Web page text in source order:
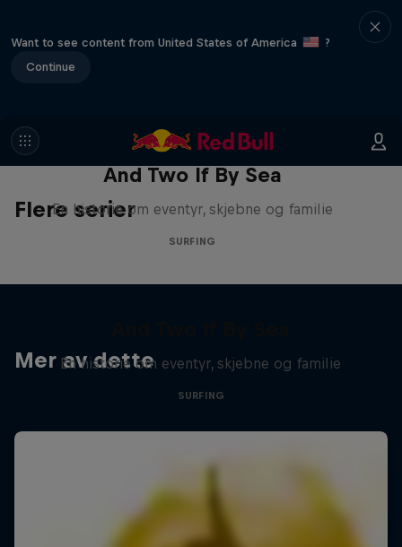
Want to see content from United States of America
?
Continue
Flere serier
And Two If By Sea
En historie om eventyr, skjebne og familie
SURFING
Mer av dette
En historie om eventyr, skjebne og familie
SURFING